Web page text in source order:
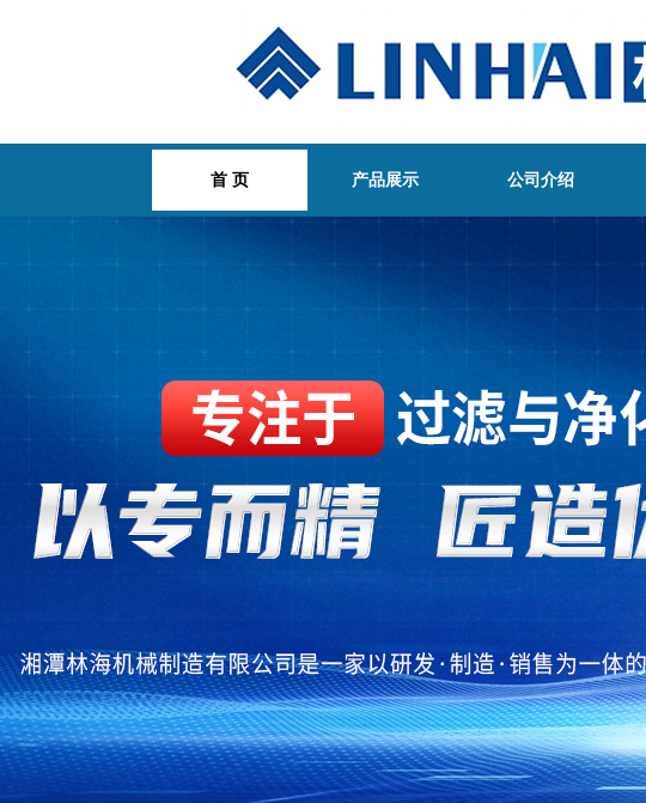
首 页 产品展示 公司介绍